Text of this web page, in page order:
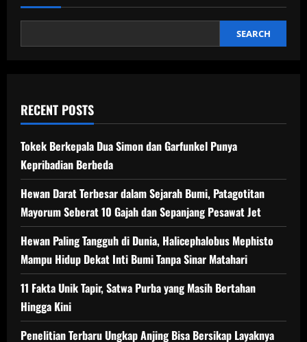
Alien
di
Miliki
SEARCH
RECENT POSTS
Tokek Berkepala Dua Simon dan Garfunkel Punya
Kepribadian Berbeda
Hewan Darat Terbesar dalam Sejarah Bumi, Patagotitan
Mayorum Seberat 10 Gajah dan Sepanjang Pesawat Jet
Hewan Paling Tangguh di Dunia, Halicephalobus Mephisto
Mampu Hidup Dekat Inti Bumi Tanpa Sinar Matahari
11 Fakta Unik Tapir, Satwa Purba yang Masih Bertahan
Hingga Kini
Penelitian Terbaru Ungkap Anjing Bisa Bersikap Layaknya